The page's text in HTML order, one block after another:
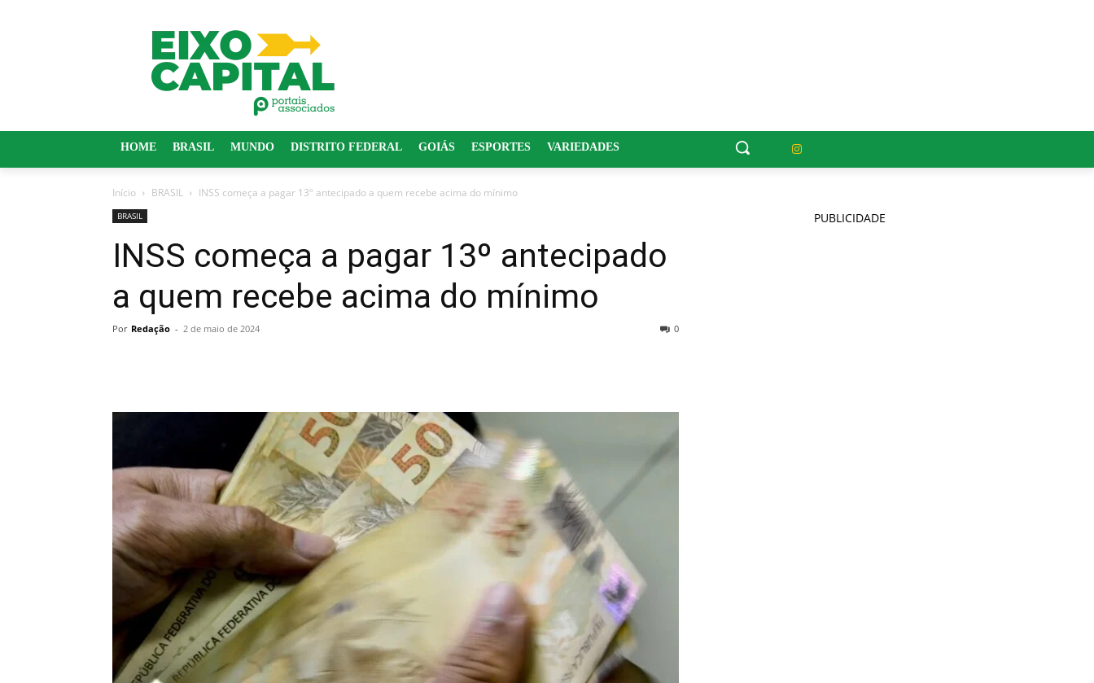
HOME BRASIL MUNDO DISTRITO FEDERAL GOIÁS ESPORTES VARIEDADES
Início BRASIL INSS começa a pagar 13º antecipado a quem recebe acima do mínimo
BRASIL
INSS começa a pagar 13º antecipado
a quem recebe acima do mínimo
Por Redação - 2 de maio de 2024 0
PUBLICIDADE